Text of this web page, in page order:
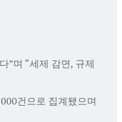
”며 “세제 감면, 규제
건으로 집계됐으며